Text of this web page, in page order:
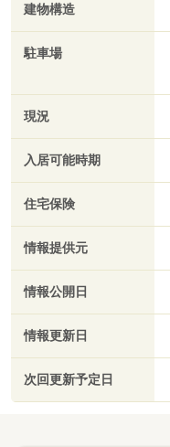
建物構造
駐車場
現況
入居可能時期
住宅保険
情報提供元
情報公開日
情報更新日
次回更新予定日